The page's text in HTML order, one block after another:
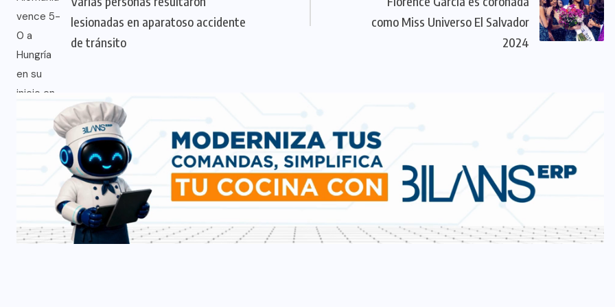
lesionadas en aparatoso accidente
de tránsito
como Miss Universo El Salvador
2024